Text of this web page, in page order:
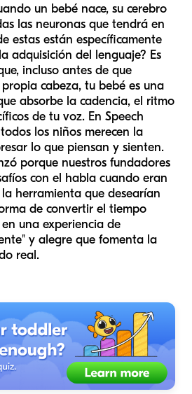
un bebé nace, su cerebro
las neuronas que tendrá en
estas están específicamente
adquisición del lenguaje? Es
incluso antes de que
cabeza, tu bebé es una
absorbe la cadencia, el ritmo
de tu voz. En Speech
los niños merecen la
lo que piensan y sienten.
porque nuestros fundadores
con el habla cuando eran
herramienta que desearían
de convertir el tiempo
una experiencia de
y alegre que fomenta la
real.